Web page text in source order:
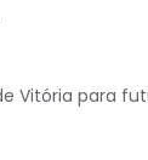
Vitória para